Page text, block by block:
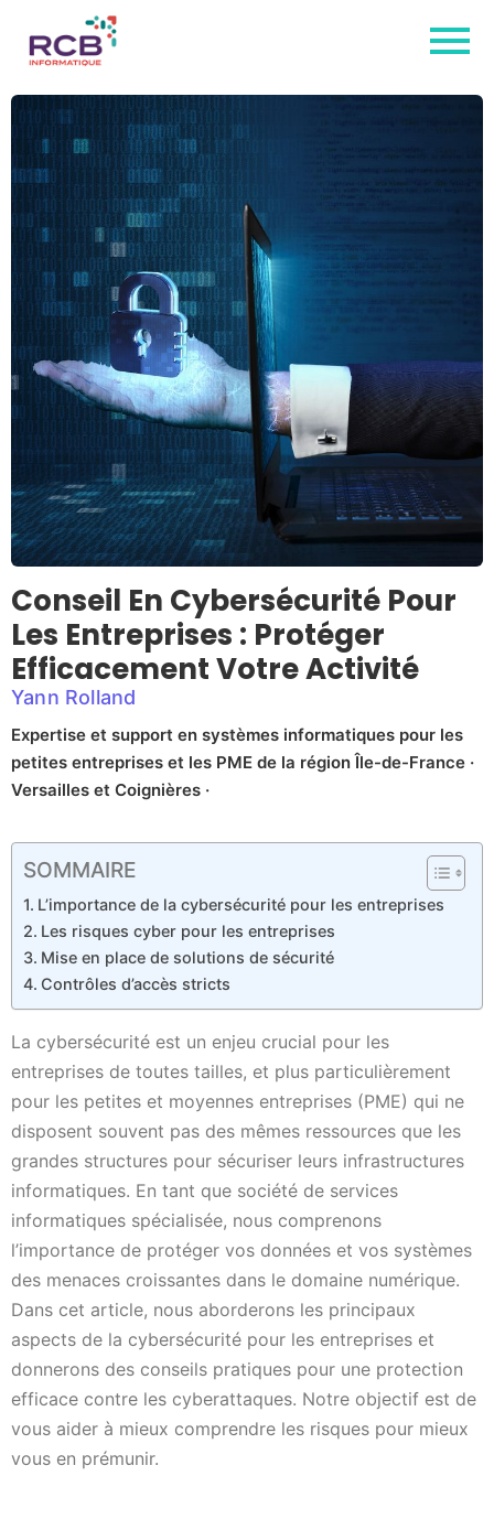
Conseil En Cybersécurité Pour
Les Entreprises : Protéger
Efficacement Votre Activité
Yann Rolland
Expertise et support en systèmes informatiques pour les
petites entreprises et les PME de la région Île-de-France ·
Versailles et Coignières ·
SOMMAIRE
L’importance de la cybersécurité pour les entreprises
Les risques cyber pour les entreprises
Mise en place de solutions de sécurité
Contrôles d’accès stricts
La cybersécurité est un enjeu crucial pour les
entreprises de toutes tailles, et plus particulièrement
pour les petites et moyennes entreprises (PME) qui ne
disposent souvent pas des mêmes ressources que les
grandes structures pour sécuriser leurs infrastructures
informatiques. En tant que société de services
informatiques spécialisée, nous comprenons
l’importance de protéger vos données et vos systèmes
des menaces croissantes dans le domaine numérique.
Dans cet article, nous aborderons les principaux
aspects de la cybersécurité pour les entreprises et
donnerons des conseils pratiques pour une protection
efficace contre les cyberattaques. Notre objectif est de
vous aider à mieux comprendre les risques pour mieux
vous en prémunir.